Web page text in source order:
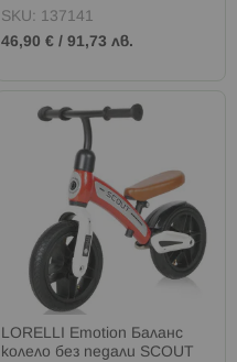
AIR ORANGE
SKU: 137141
46,90 € /91,73 лв.
LORELLI Emotion Баланс
колело без педали SCOUT